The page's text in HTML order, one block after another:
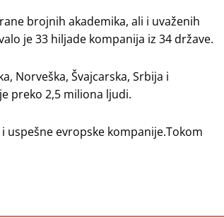
brojnih akademika, ali i uvaženih
je 33 hiljade kompanija iz 34 države.
Norveška, Švajcarska, Srbija i
preko 2,5 miliona ljudi.
uspešne evropske kompanije.Tokom